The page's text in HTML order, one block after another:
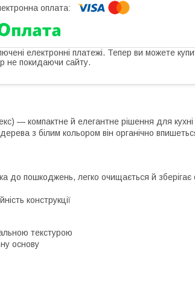
електронні платежі. Тепер ви можете
не покидаючи сайту.
— компактне й елегантне рішення для
з білим кольором він органічно
до пошкоджень, легко очищається й зберігає
конструкції
текстурою
основу